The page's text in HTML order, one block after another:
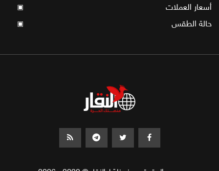
أسعار العملات ▣
حالة الطقس ▣